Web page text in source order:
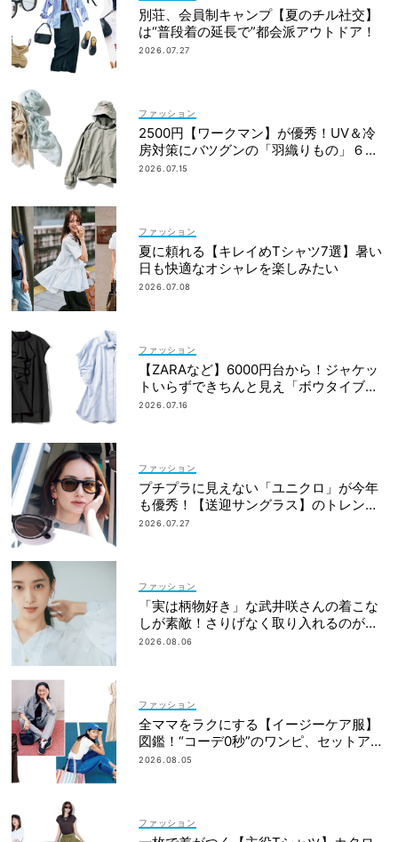
別荘、会員制キャンプ【夏のチル社交】
は“普段着の延長で”都会派アウトドア！
2026.07.27
ファッション
2500円【ワークマン】が優秀！UV＆冷
房対策にバツグンの「羽織りもの」６選
＜水際、旅行etc.＞
2026.07.15
ファッション
夏に頼れる【キレイめTシャツ7選】暑い
日も快適なオシャレを楽しみたい
2026.07.08
ファッション
【ZARAなど】6000円台から！ジャケッ
トいらずできちんと見え「ボウタイブラ
ウス」4選
2026.07.16
ファッション
プチプラに見えない「ユニクロ」が今年
も優秀！【送迎サングラス】のトレンド
は“黒”のフレーム
2026.07.27
ファッション
「実は柄物好き」な武井咲さんの着こな
しが素敵！さりげなく取り入れるのが気
分
2026.08.06
ファッション
全ママをラクにする【イージーケア服】
図鑑！“コーデ0秒”のワンピ、セットアッ
プetc.
2026.08.05
ファッション